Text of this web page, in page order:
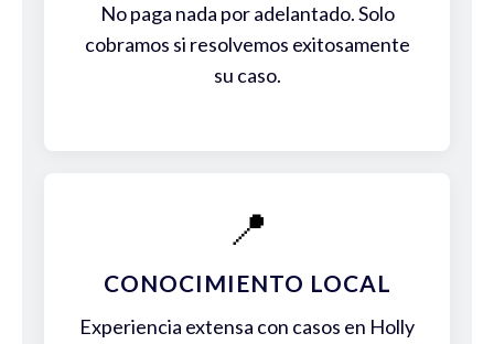
No paga nada por adelantado. Solo
cobramos si resolvemos exitosamente
su caso.
📍
CONOCIMIENTO LOCAL
Experiencia extensa con casos en Holly